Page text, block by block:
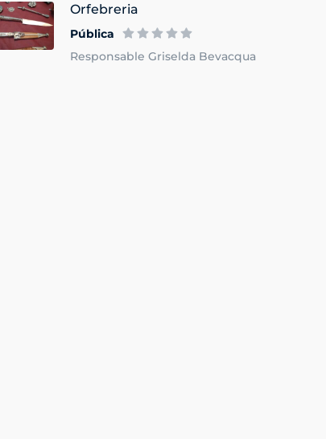
Orfebreria
Pública
Responsable Griselda Bevacqua